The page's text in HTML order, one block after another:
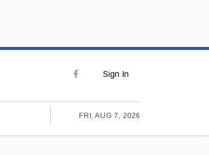
Sign In
FRI, AUG 7, 2026